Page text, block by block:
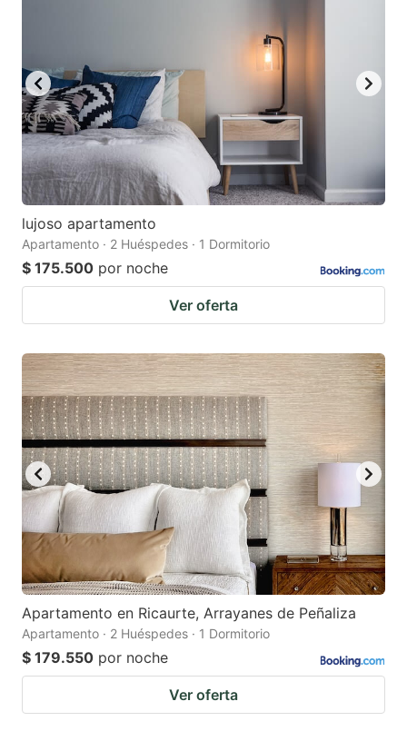
lujoso apartamento
Apartamento · 2 Huéspedes · 1 Dormitorio
$ 175.500 por noche
Ver oferta
Apartamento en Ricaurte, Arrayanes de Peñaliza
Apartamento · 2 Huéspedes · 1 Dormitorio
$ 179.550 por noche
Ver oferta